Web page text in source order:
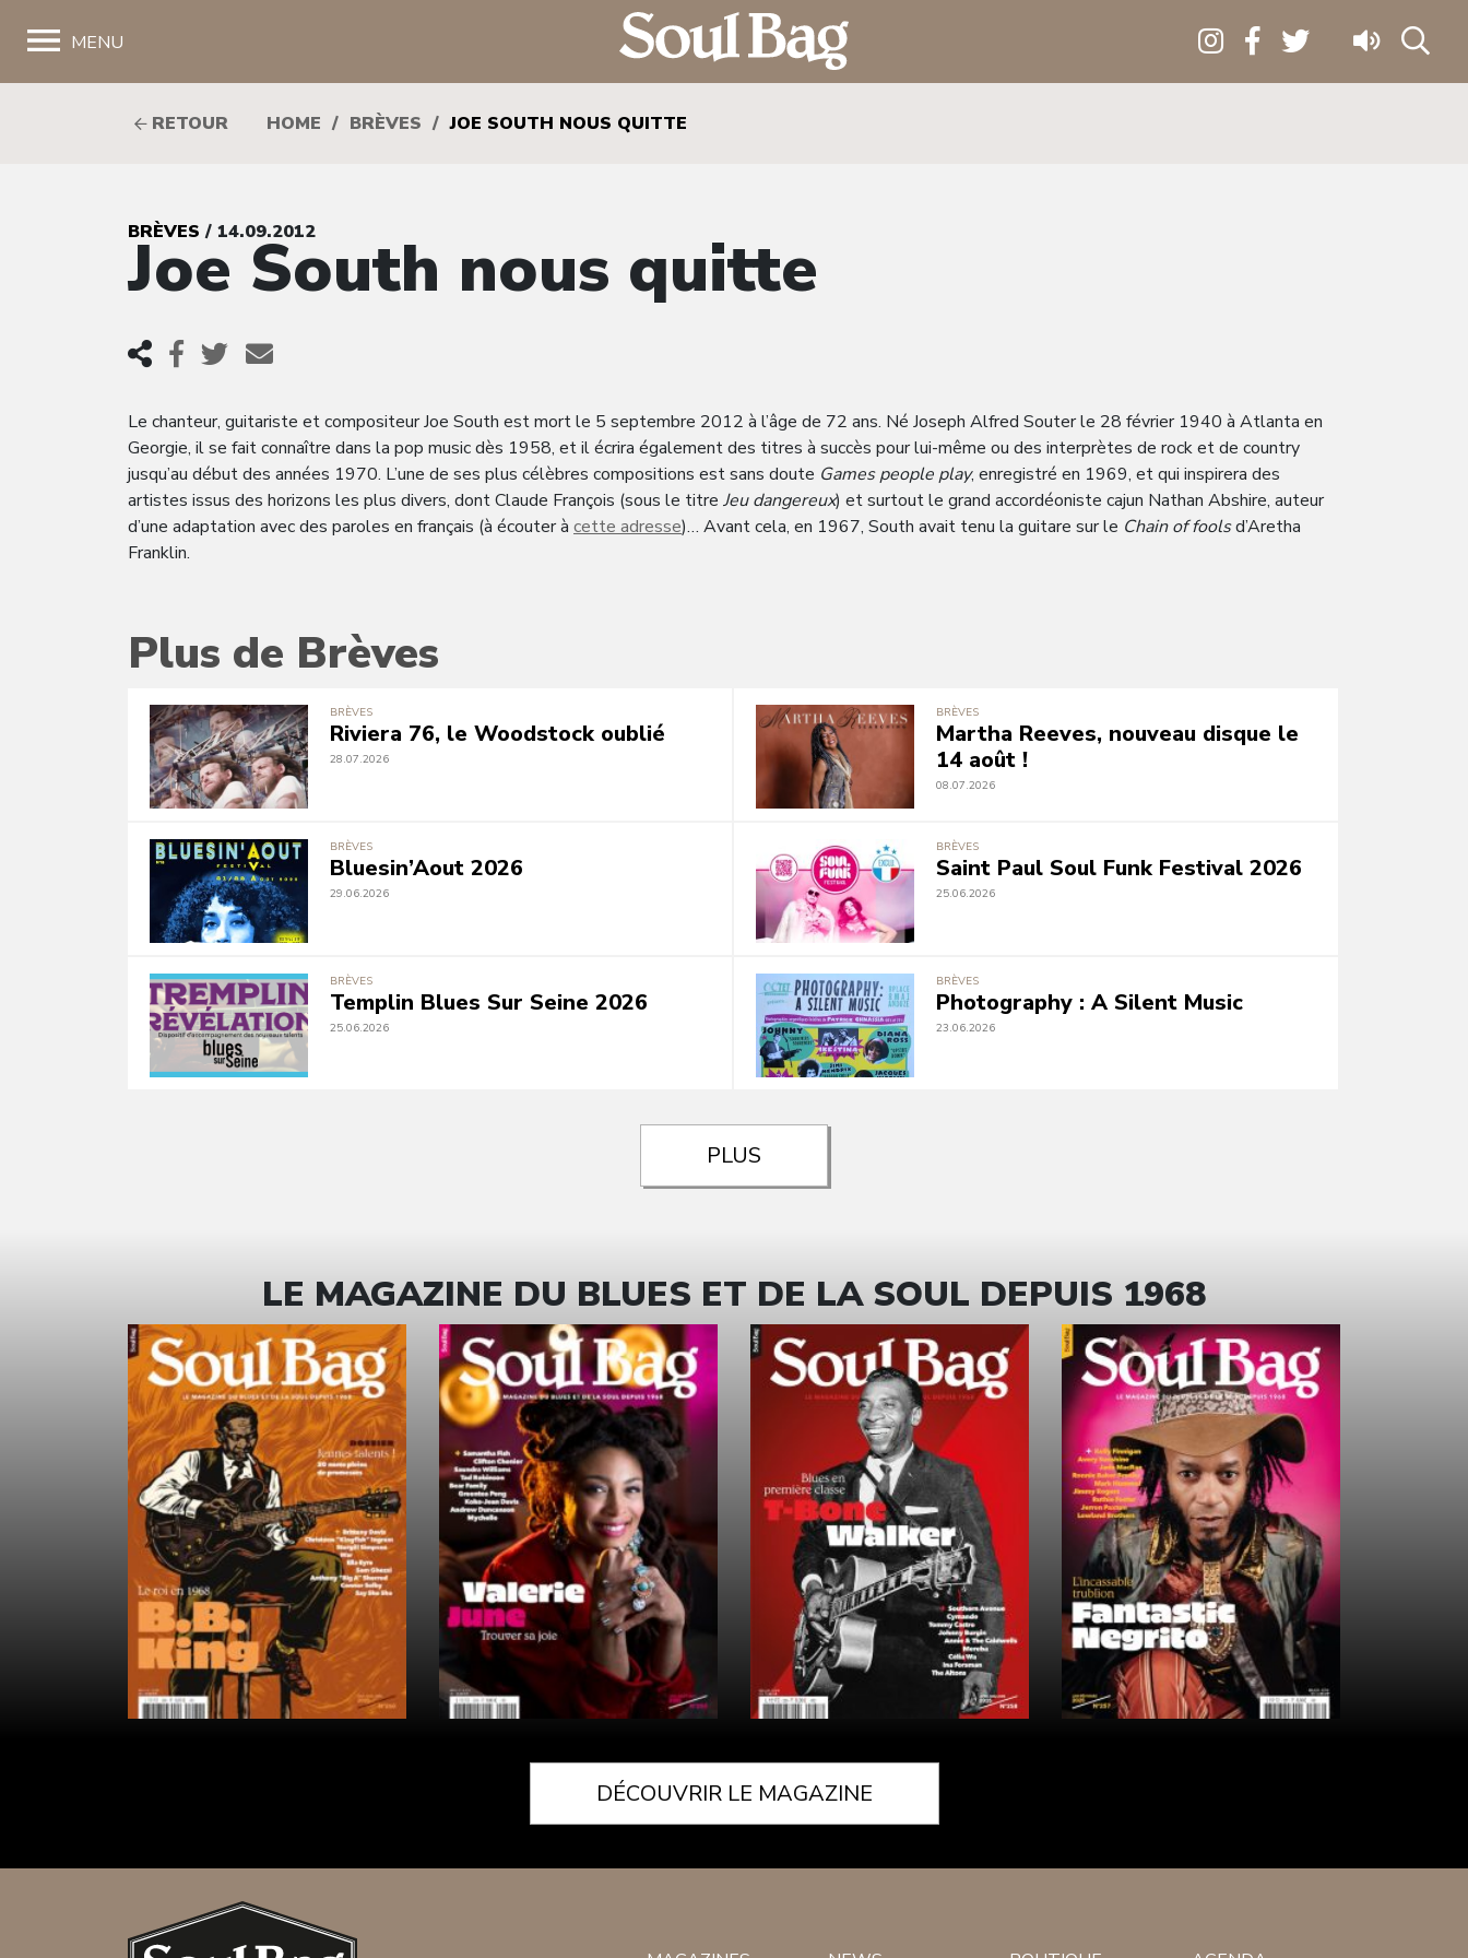
MENU
RETOUR HOME / BRÈVES / JOE SOUTH NOUS QUITTE
BRÈVES / 14.09.2012
Joe South nous quitte
Le chanteur, guitariste et compositeur Joe South est mort le 5 septembre 2012 à l’âge de 72 ans. Né Joseph Alfred Souter le 28 février 1940 à Atlanta en
Georgie, il se fait connaître dans la pop music dès 1958, et il écrira également des titres à succès pour lui-même ou des interprètes de rock et de country
jusqu’au début des années 1970. L’une de ses plus célèbres compositions est sans doute Games people play, enregistré en 1969, et qui inspirera des
artistes issus des horizons les plus divers, dont Claude François (sous le titre Jeu dangereux) et surtout le grand accordéoniste cajun Nathan Abshire, auteur
d’une adaptation avec des paroles en français (à écouter à cette adresse)… Avant cela, en 1967, South avait tenu la guitare sur le Chain of foolsd’Aretha
Franklin.
Plus de Brèves
BRÈVES
Riviera 76, le Woodstock oublié
28.07.2026
BRÈVES
Martha Reeves, nouveau disque le
14 août !
08.07.2026
BRÈVES
Bluesin’Aout 2026
29.06.2026
BRÈVES
Saint Paul Soul Funk Festival 2026
25.06.2026
BRÈVES
Templin Blues Sur Seine 2026
25.06.2026
BRÈVES
Photography : A Silent Music
23.06.2026
PLUS
LE MAGAZINE DU BLUES ET DE LA SOUL DEPUIS 1968
DÉCOUVRIR LE MAGAZINE